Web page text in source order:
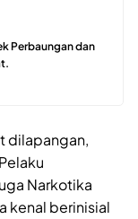
Perbaungan dan
dilapangan,
Narkotika
kenal berinisial